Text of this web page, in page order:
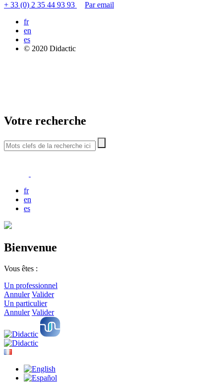
+ 33 (0) 2 35 44 93 93
Par email
fr
en
es
© 2020 Didactic
Votre recherche
fr
en
es
Bienvenue
Vous êtes :
Un professionnel
Annuler Valider
Un particulier
Annuler Valider